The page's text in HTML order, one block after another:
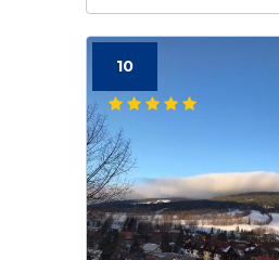
10